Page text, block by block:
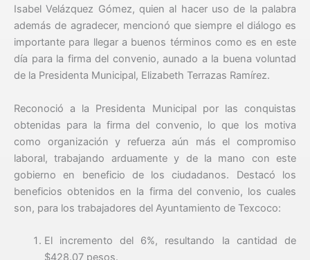
Isabel Velázquez Gómez, quien al hacer uso de la palabra
además de agradecer, mencionó que siempre el diálogo es
importante para llegar a buenos términos como es en este
día para la firma del convenio, aunado a la buena voluntad
de la Presidenta Municipal, Elizabeth Terrazas Ramírez.
Reconoció a la Presidenta Municipal por las conquistas
obtenidas para la firma del convenio, lo que los motiva
como organización y refuerza aún más el compromiso
laboral, trabajando arduamente y de la mano con este
gobierno en beneficio de los ciudadanos. Destacó los
beneficios obtenidos en la firma del convenio, los cuales
son, para los trabajadores del Ayuntamiento de Texcoco:
El incremento del 6%, resultando la cantidad de
$428.07 pesos.